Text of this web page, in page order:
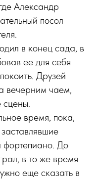
Александр
посол
в конец сада, в
ее для себя
Друзей
вечерним чаем,
сцены.
время, пока,
фортепиано. До
в то же время
еще сказать в